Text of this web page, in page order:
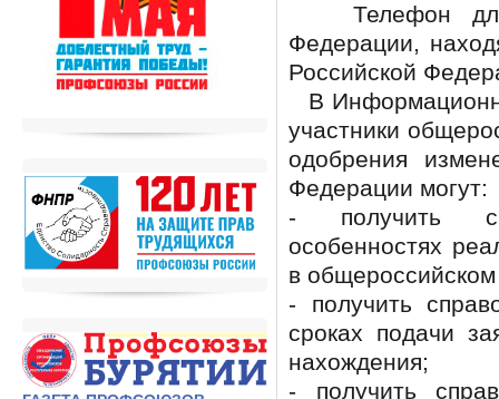
Телефон для
Федерации,
Российской
В
участники
одобрения
Федерации могут:
- получить
особенностях
в
- получить
сроках подачи
нахождения;
- получить